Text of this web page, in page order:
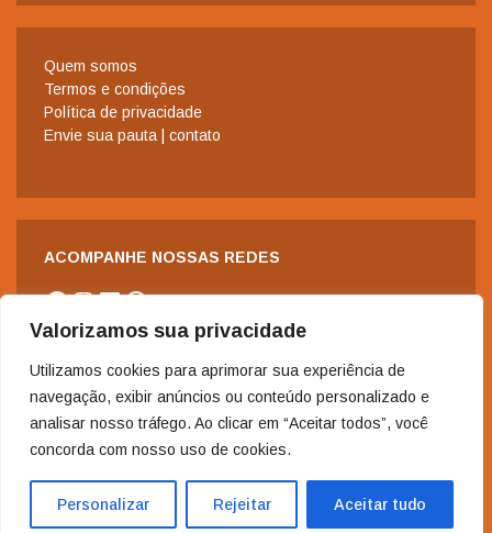
Valorizamos sua privacidade
Utilizamos cookies para aprimorar sua experiência de
navegação, exibir anúncios ou conteúdo personalizado e
analisar nosso tráfego. Ao clicar em “Aceitar todos”, você
concorda com nosso uso de cookies.
Personalizar Rejeitar Aceitar tudo
Quem somos
Termos e condições
Política de privacidade
Envie sua pauta | contato
ACOMPANHE NOSSAS REDES
Facebook
Instagram
LinkedIn
WhatsApp
Nordeste.